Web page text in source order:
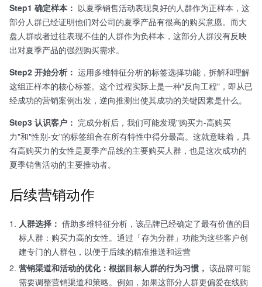
Step1 确定样本： 以夏季销售活动表现良好的人群作为正样本，这
部分人群已经证明他们对公司的夏季产品有很高的购买意愿。而大
盘人群或者过往表现不佳的人群作为负样本，这部分人群没有反映
出对夏季产品的强烈购买需求。
Step2 开始分析： 运用多维特征分析的标签选择功能，拆解和理解
这组正样本的核心标签。这个过程实际上是一种"反向工程"，即从已
经成功的营销案例出发，逆向推测出使其成功的关键因素是什么。
Step3 认识客户： 完成分析后，我们可能发现"购买力-高购买
力"和"性别-女"的标签组合在所有特性中得分最高。这就意味着，具
有高购买力的女性是夏季产品线的主要购买人群，也是这次成功的
夏季销售活动的主要推动者。
后续营销动作
人群选择： 借助多维特征分析，该品牌已经确定了最有价值的目
标人群：购买力高的女性。通过「存为分群」功能为这些客户创
建专门的人群包，以便于后续的精准推送和运营
营销渠道和活动的优化：根据目标人群的行为习惯， 该品牌可能
需要调整营销渠道和策略。例如，如果这部分人群更偏爱在线购